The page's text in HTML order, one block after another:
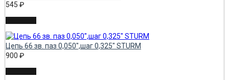
545 ₽
Цепь 66 зв. паз 0,050",шаг 0,325" STURM
900 ₽